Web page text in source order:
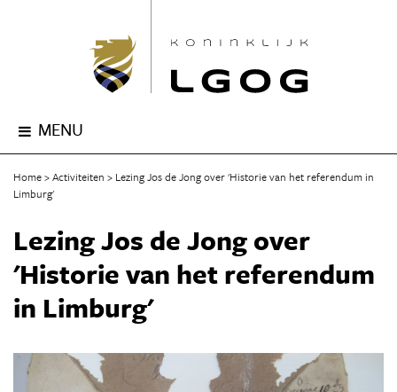
MENU
Home Activiteiten
Lezing Jos de Jong over 'Historie van het referendum in
Limburg'
Lezing Jos de Jong over
'Historie van het referendum
in Limburg'